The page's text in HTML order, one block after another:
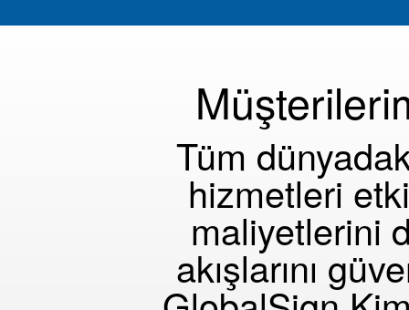
Daha fazla bilgi
Tüm
hizmetleri
maliyetlerini
akışlarını